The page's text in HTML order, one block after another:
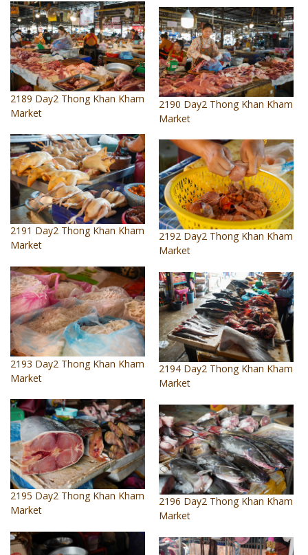
2189 Day2 Thong Khan Kham
Market
2190 Day2 Thong Khan Kham
Market
2191 Day2 Thong Khan Kham
Market
2192 Day2 Thong Khan Kham
Market
2193 Day2 Thong Khan Kham
Market
2194 Day2 Thong Khan Kham
Market
2195 Day2 Thong Khan Kham
Market
2196 Day2 Thong Khan Kham
Market